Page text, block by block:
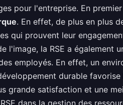
pour l'entreprise. En
. En effet, de plus en plus
qui prouvent leur
l'image, la RSE a également
employés. En effet, un
durable
grande satisfaction et une
dans la gestion des